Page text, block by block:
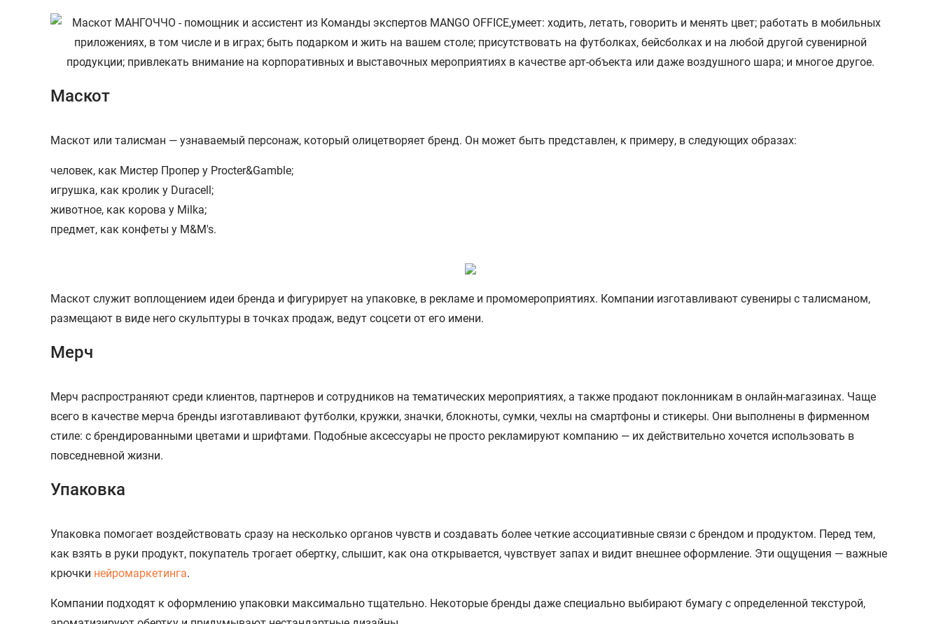
Маскот
Маскот или талисман — узнаваемый персонаж, который олицетворяет бренд. Он может быть представлен, к примеру, в следующих образах:
человек, как Мистер Пропер у Procter&Gamble;
игрушка, как кролик у Duracell;
животное, как корова у Milka;
предмет, как конфеты у M&M's.
Маскот служит воплощением идеи бренда и фигурирует на упаковке, в рекламе и промомероприятиях. Компании изготавливают сувениры с талисманом,
размещают в виде него скульптуры в точках продаж, ведут соцсети от его имени.
Мерч
Мерч распространяют среди клиентов, партнеров и сотрудников на тематических мероприятиях, а также продают поклонникам в онлайн-магазинах. Чаще
всего в качестве мерча бренды изготавливают футболки, кружки, значки, блокноты, сумки, чехлы на смартфоны и стикеры. Они выполнены в фирменном
стиле: с брендированными цветами и шрифтами. Подобные аксессуары не просто рекламируют компанию — их действительно хочется использовать в
повседневной жизни.
Упаковка
Упаковка помогает воздействовать сразу на несколько органов чувств и создавать более четкие ассоциативные связи с брендом и продуктом. Перед тем,
как взять в руки продукт, покупатель трогает обертку, слышит, как она открывается, чувствует запах и видит внешнее оформление. Эти ощущения — важные
крючки нейромаркетинга.
Компании подходят к оформлению упаковки максимально тщательно. Некоторые бренды даже специально выбирают бумагу с определенной текстурой,